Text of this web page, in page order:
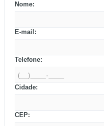
Nome:
E-mail:
Telefone:
Cidade:
CEP: